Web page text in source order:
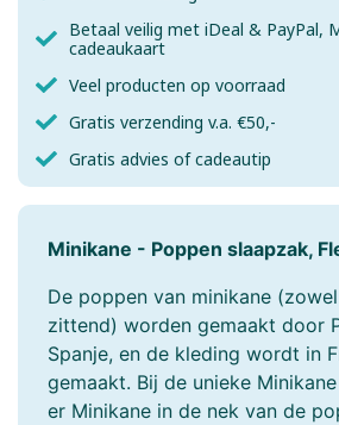
Betaal veilig met iDeal & PayPal,
cadeaukaart
Veel producten op voorraad
Gratis verzending v.a. €50,-
Gratis advies of cadeautip
Minikane - Poppen slaapzak,
De poppen van minikane
zittend) worden gemaakt door
Spanje, en de kleding wordt in
gemaakt. Bij de unieke
er Minikane in de nek van de